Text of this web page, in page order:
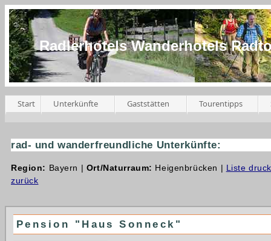
Radlerhotels Wanderhotels
Start Unterkünfte Gaststätten Tourentipps
rad- und wanderfreundliche Unterkünfte:
Region: Bayern | Ort/Naturraum: Heigenbrücken | Liste
zurück
Pension "Haus Sonneck"